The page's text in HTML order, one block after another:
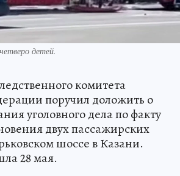
детей.
комитета
поручил доложить о
уголовного дела по факту
двух пассажирских
шоссе в Казани.
28 мая.